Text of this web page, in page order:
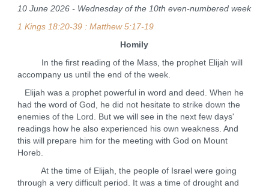
10 June 2026 - Wednesday of the 10th even-numbered week
1 Kings 18:20-39 : Matthew 5:17-19
Homily
In the first reading of the Mass, the prophet Elijah will
accompany us until the end of the week.
Elijah was a prophet powerful in word and deed. When he
had the word of God, he did not hesitate to strike down the
enemies of the Lord. But we will see in the next few days'
readings how he also experienced his own weakness. And
this will prepare him for the meeting with God on Mount
Horeb.
At the time of Elijah, the people of Israel were going
through a very difficult period. It was a time of drought and